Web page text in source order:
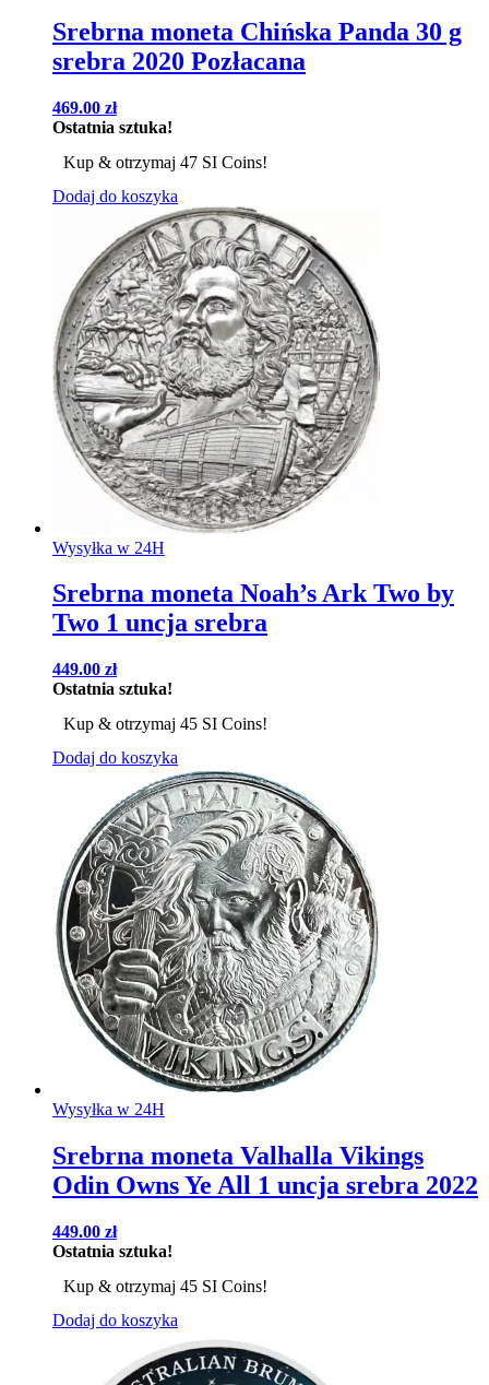
Srebrna moneta Chińska Panda 30 g
srebra 2020 Pozłacana
469.00 zł
Ostatnia sztuka!
Kup & otrzymaj 47 SI Coins!
Dodaj do koszyka
Wysyłka w 24H
Srebrna moneta Noah’s Ark Two by
Two 1 uncja srebra
449.00 zł
Ostatnia sztuka!
Kup & otrzymaj 45 SI Coins!
Dodaj do koszyka
Wysyłka w 24H
Srebrna moneta Valhalla Vikings
Odin Owns Ye All 1 uncja srebra 2022
449.00 zł
Ostatnia sztuka!
Kup & otrzymaj 45 SI Coins!
Dodaj do koszyka